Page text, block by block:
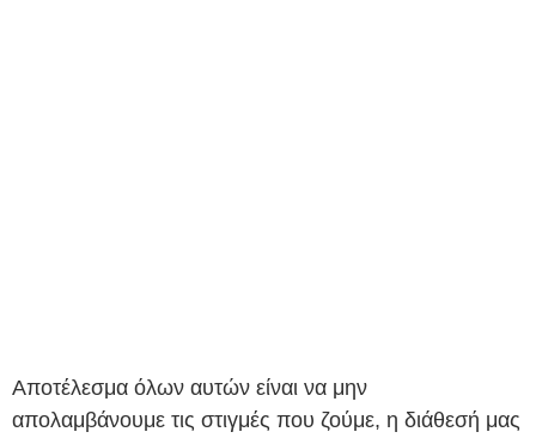
Αποτέλεσμα όλων αυτών είναι να μην
απολαμβάνουμε τις στιγμές που ζούμε, η διάθεσή μας